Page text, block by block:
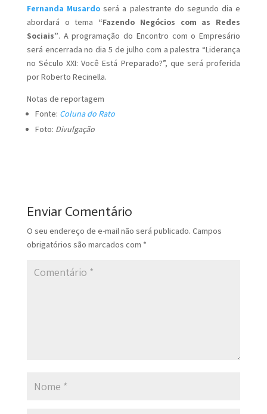
Fernanda Musardoserá a palestrante do segundo dia e
abordará o tema “Fazendo Negócios com as Redes
Sociais”. A programação do Encontro com o Empresário
será encerrada no dia 5 de julho com a palestra “Liderança
no Século XXI: Você Está Preparado?”, que será proferida
por Roberto Recinella.
Notas de reportagem
Fonte: Coluna do Rato
Foto: Divulgação
Enviar Comentário
O seu endereço de e-mail não será publicado. Campos
obrigatórios são marcados com *